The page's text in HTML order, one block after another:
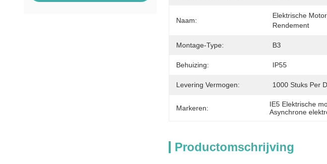
Naam:
Elektrische
Rendement
Montage-Type: B3
Behuizing: IP55
Levering Vermogen: 1000 Stuks Per
Markeren: IE5 Elektrische
Asynchrone
Productomschrijving